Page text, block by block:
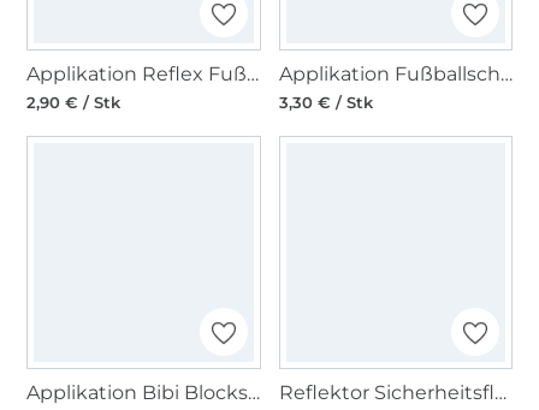
Applikation Reflex Fußball, 4,5cm Durchmesser
2,90 € / Stk
Applikation Fußballschuh original schwarz-weiss
3,30 € / Stk
Applikation Bibi Blocksberg - Kopf Reflektor Sicherheitsflecken Pfeil klein